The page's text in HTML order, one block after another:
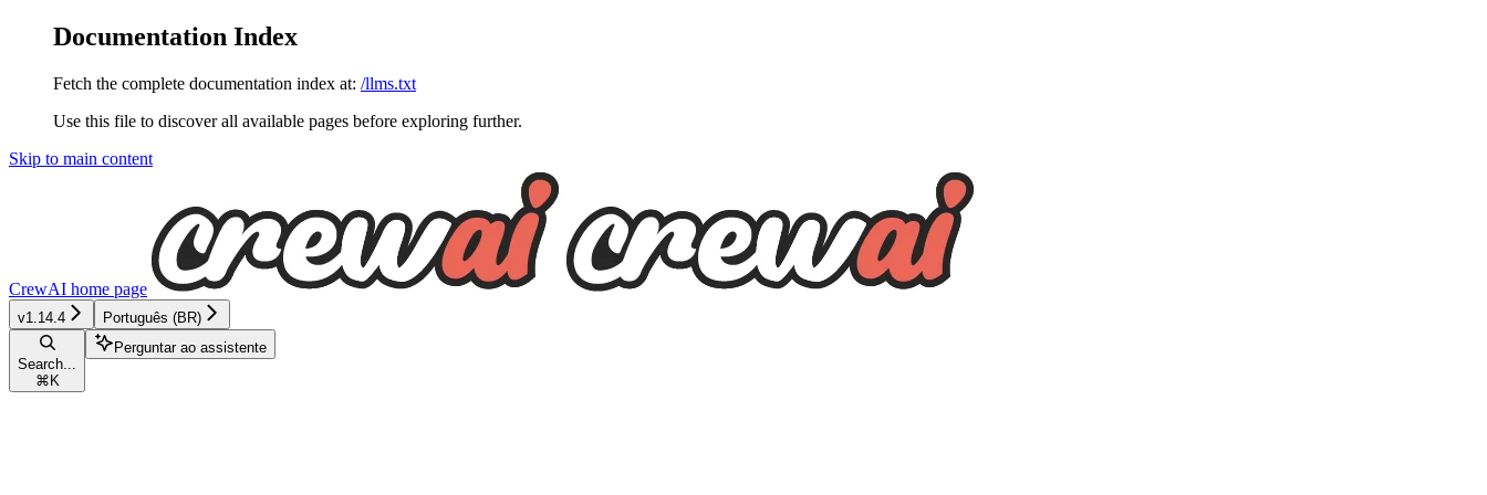
Documentation Index
Fetch the complete documentation index at: /llms.txt
Use this file to discover all available pages before exploring further.
Skip to main content
CrewAI home page
v1.14.4 Português (BR)
Search...
⌘ K
Perguntar ao assistente